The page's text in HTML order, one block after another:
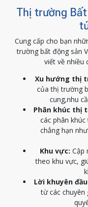
Thị trường
Cung cấp cho bạn
trường bất động sản
viết về nhiều
Xu hướng thị
của thị trường
cung,nhu
Phân khúc thị
các phân
chẳng hạn
Khu vực: Cập
theo khu vực,
Lời khuyên
từ các chuyên